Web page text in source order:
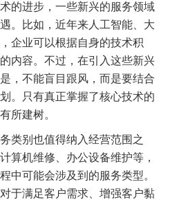
的进步，一些新兴的服务领域
。比如，近年来人工智能、大
企业可以根据自身的技术积
内容。不过，在引入这些新兴
，不能盲目跟风，而是要结合
。只有真正掌握了核心技术的
所建树。
类别也值得纳入经营范围之
算机维修、办公设备维护等，
中可能会涉及到的服务类型。
于满足客户需求、增强客户黏